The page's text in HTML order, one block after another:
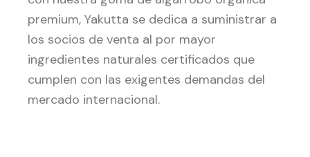
premium, Yakutta se dedica a suministrar a
los socios de venta al por mayor
ingredientes naturales certificados que
cumplen con las exigentes demandas del
mercado internacional.